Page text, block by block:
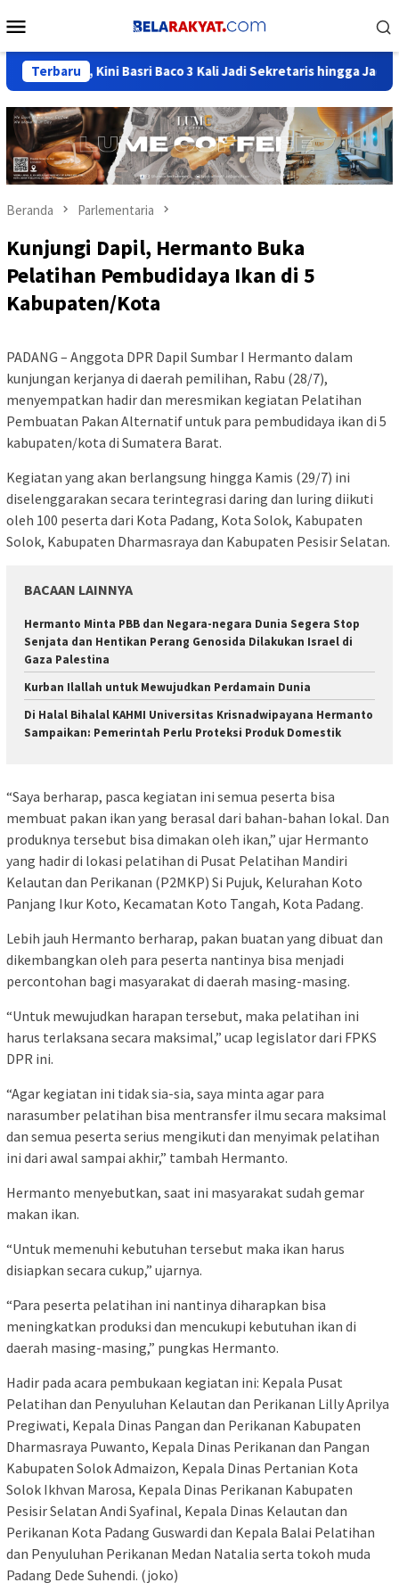
ke
Mobile
Terbaru
Kini Basri Baco 3 Kali Jadi Sekretaris hingga Jadi Elite
Beranda Parlementaria
Kunjungi Dapil, Hermanto Buka
Pelatihan Pembudidaya Ikan di 5
Kabupaten/Kota
PADANG – Anggota DPR Dapil Sumbar I Hermanto dalam
kunjungan kerjanya di daerah pemilihan, Rabu (28/7),
menyempatkan hadir dan meresmikan kegiatan Pelatihan
Pembuatan Pakan Alternatif untuk para pembudidaya ikan di 5
kabupaten/kota di Sumatera Barat.
Kegiatan yang akan berlangsung hingga Kamis (29/7) ini
diselenggarakan secara terintegrasi daring dan luring diikuti
oleh 100 peserta dari Kota Padang, Kota Solok, Kabupaten
Solok, Kabupaten Dharmasraya dan Kabupaten Pesisir Selatan.
BACAAN LAINNYA
Hermanto Minta PBB dan Negara-negara Dunia Segera Stop
Senjata dan Hentikan Perang Genosida Dilakukan Israel di
Gaza Palestina
Kurban Ilallah untuk Mewujudkan Perdamain Dunia
Di Halal Bihalal KAHMI Universitas Krisnadwipayana Hermanto
Sampaikan: Pemerintah Perlu Proteksi Produk Domestik
“Saya berharap, pasca kegiatan ini semua peserta bisa
membuat pakan ikan yang berasal dari bahan-bahan lokal. Dan
produknya tersebut bisa dimakan oleh ikan,” ujar Hermanto
yang hadir di lokasi pelatihan di Pusat Pelatihan Mandiri
Kelautan dan Perikanan (P2MKP) Si Pujuk, Kelurahan Koto
Panjang Ikur Koto, Kecamatan Koto Tangah, Kota Padang.
Lebih jauh Hermanto berharap, pakan buatan yang dibuat dan
dikembangkan oleh para peserta nantinya bisa menjadi
percontohan bagi masyarakat di daerah masing-masing.
“Untuk mewujudkan harapan tersebut, maka pelatihan ini
harus terlaksana secara maksimal,” ucap legislator dari FPKS
DPR ini.
“Agar kegiatan ini tidak sia-sia, saya minta agar para
narasumber pelatihan bisa mentransfer ilmu secara maksimal
dan semua peserta serius mengikuti dan menyimak pelatihan
ini dari awal sampai akhir,” tambah Hermanto.
Hermanto menyebutkan, saat ini masyarakat sudah gemar
makan ikan.
“Untuk memenuhi kebutuhan tersebut maka ikan harus
disiapkan secara cukup,” ujarnya.
“Para peserta pelatihan ini nantinya diharapkan bisa
meningkatkan produksi dan mencukupi kebutuhan ikan di
daerah masing-masing,” pungkas Hermanto.
Hadir pada acara pembukaan kegiatan ini: Kepala Pusat
Pelatihan dan Penyuluhan Kelautan dan Perikanan Lilly Aprilya
Pregiwati, Kepala Dinas Pangan dan Perikanan Kabupaten
Dharmasraya Puwanto, Kepala Dinas Perikanan dan Pangan
Kabupaten Solok Admaizon, Kepala Dinas Pertanian Kota
Solok Ikhvan Marosa, Kepala Dinas Perikanan Kabupaten
Pesisir Selatan Andi Syafinal, Kepala Dinas Kelautan dan
Perikanan Kota Padang Guswardi dan Kepala Balai Pelatihan
dan Penyuluhan Perikanan Medan Natalia serta tokoh muda
Padang Dede Suhendi. (joko)